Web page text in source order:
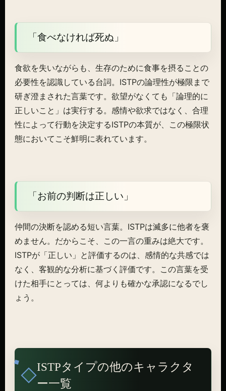
「食べなければ死ぬ」
食欲を失いながらも、生存のために食事を摂ることの
必要性を認識している台詞。ISTPの論理性が極限まで
研ぎ澄まされた言葉です。欲望がなくても「論理的に
正しいこと」は実行する。感情や欲求ではなく、合理
性によって行動を決定するISTPの本質が、この極限状
態においてこそ鮮明に表れています。
「お前の判断は正しい」
仲間の決断を認める短い言葉。ISTPは滅多に他者を褒
めません。だからこそ、この一言の重みは絶大です。
ISTPが「正しい」と評価するのは、感情的な共感では
なく、客観的な分析に基づく評価です。この言葉を受
けた相手にとっては、何よりも確かな承認になるでし
ょう。
ISTPタイプの他のキャラクタ
ー一覧